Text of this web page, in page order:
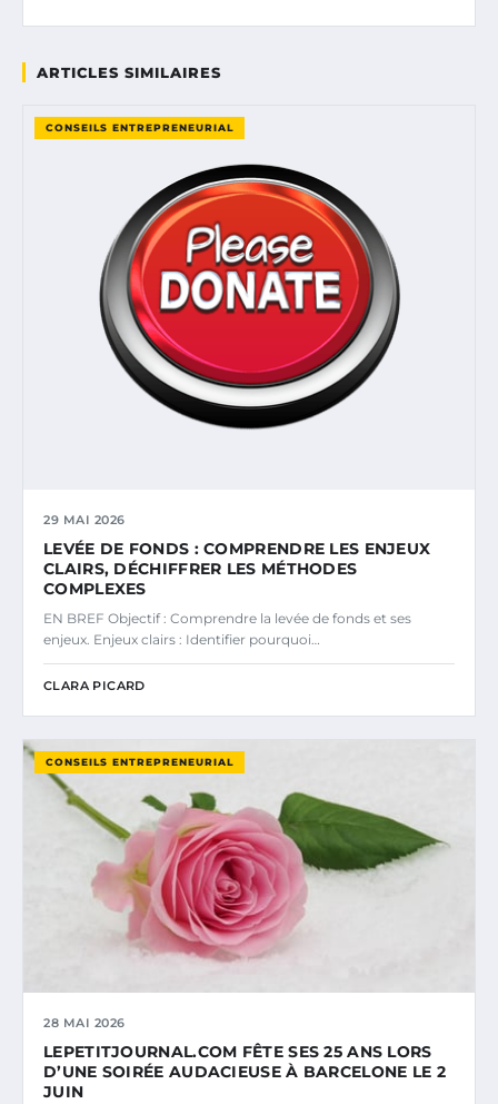
ARTICLES SIMILAIRES
CONSEILS ENTREPRENEURIAL
29 MAI 2026
LEVÉE DE FONDS : COMPRENDRE LES ENJEUX
CLAIRS, DÉCHIFFRER LES MÉTHODES
COMPLEXES
EN BREF Objectif : Comprendre la levée de fonds et ses
enjeux. Enjeux clairs : Identifier pourquoi…
CLARA PICARD
CONSEILS ENTREPRENEURIAL
28 MAI 2026
LEPETITJOURNAL.COM FÊTE SES 25 ANS LORS
D’UNE SOIRÉE AUDACIEUSE À BARCELONE LE 2
JUIN